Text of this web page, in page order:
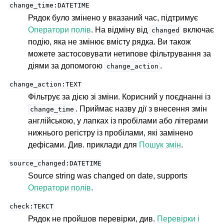
change_time:DATETIME
Рядок було змінено у вказаний час, підтримує
Оператори полів. На відміну від changed
включає
подію, яка не змінює вмісту рядка. Ви також
можете застосовувати нетипове фільтрування за
діями за допомогою change_action .
change_action:TEXT
Фільтрує за дією зі зміни. Корисний у поєднанні із
change_time . Приймає назву дії з внесення змін
англійською, у лапках із пробілами або літерами
нижнього регістру із пробілами, які замінено
дефісами. Див. приклади для Пошук змін.
source_changed:DATETIME
Source string was changed on date, supports
Оператори полів.
check:ТЕКСТ
Рядок не пройшов перевірки, див. Перевірки і